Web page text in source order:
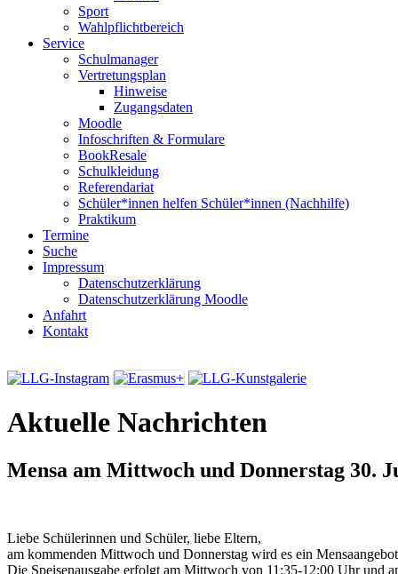
Sport
Wahlpflichtbereich
Service
Schulmanager
Vertretungsplan
Hinweise
Zugangsdaten
Moodle
Infoschriften & Formulare
BookResale
Schulkleidung
Referendariat
Schüler*innen helfen Schüler*innen (Nachhilfe)
Praktikum
Termine
Suche
Impressum
Datenschutzerklärung
Datenschutzerklärung Moodle
Anfahrt
Kontakt
Aktuelle Nachrichten
Mensa am Mittwoch und Donnerstag 30.
Liebe Schülerinnen und Schüler, liebe Eltern,
am kommenden Mittwoch und Donnerstag wird es ein
Die Speisenausgabe erfolgt am Mittwoch von 11:35-12:00 Uhr und